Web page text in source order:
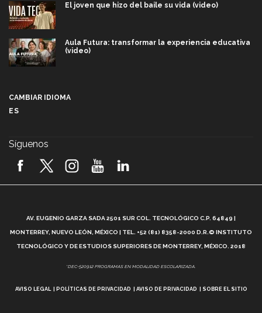
El joven que hizo del baile su vida (video)
Aula Futura: transformar la experiencia educativa
(video)
2026! (video)
¿Cómo es el Modelo Educativo Tec? (video)
Vida Tec: Feminismo e Inteligencia Artificial, Paola
CAMBIAR IDIOMA
ES
Síguenos
AV. EUGENIO GARZA SADA 2501 SUR COL. TECNOLÓGICO C.P. 64849 |
MONTERREY, NUEVO LEÓN, MÉXICO | TEL. +52 (81) 8358-2000 D.R.© INSTITUTO
TECNOLÓGICO Y DE ESTUDIOS SUPERIORES DE MONTERREY, MÉXICO. 2018
*DEC-520912 PROGRAMAS EN MODALIDAD ESCOLARIZADA.
AVISO LEGAL POLÍTICAS DE PRIVACIDAD AVISO DE PRIVACIDAD SOBRE EL SITIO